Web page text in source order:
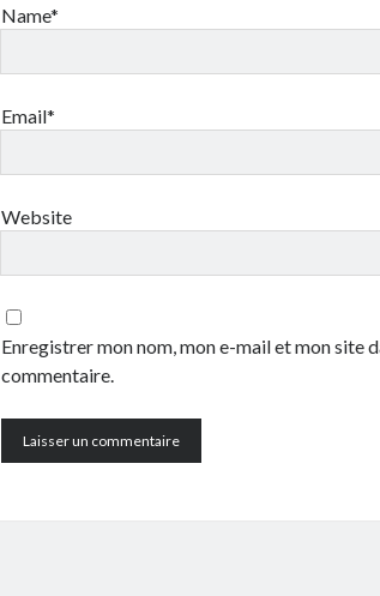
Name*
Email*
Website
Enregistrer mon nom, mon e-mail et mon site
commentaire.